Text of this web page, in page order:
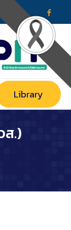
Library
ส.)